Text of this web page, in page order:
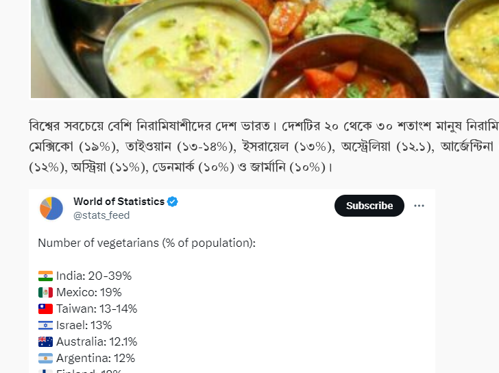
বিশ্বের সবচেয়ে বেশি নিরামিষাশীদের দেশ ভারত। দেশটির ২০ থেকে ৩০ শতাংশ মানুষ
মেক্সিকো (১৯%), তাইওয়ান (১৩-১৪%), ইসরায়েল (১৩%), অস্ট্রেলিয়া (১২.১),
(১২%), অস্ট্রিয়া (১১%), ডেনমার্ক (১০%) ও জার্মানি (১০%)।